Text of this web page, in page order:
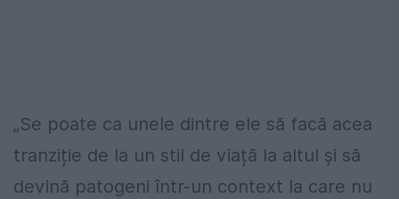
„Se poate ca unele dintre ele să facă acea
tranziție de la un stil de viață la altul și să
devină patogeni într-un context la care nu